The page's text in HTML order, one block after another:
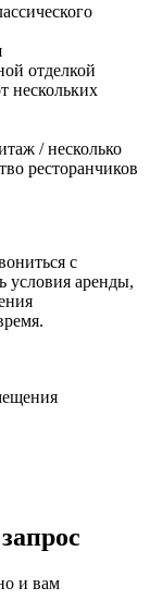
отделкой
нескольких
/ несколько
ресторанчиков
с
условия аренды,
и вам